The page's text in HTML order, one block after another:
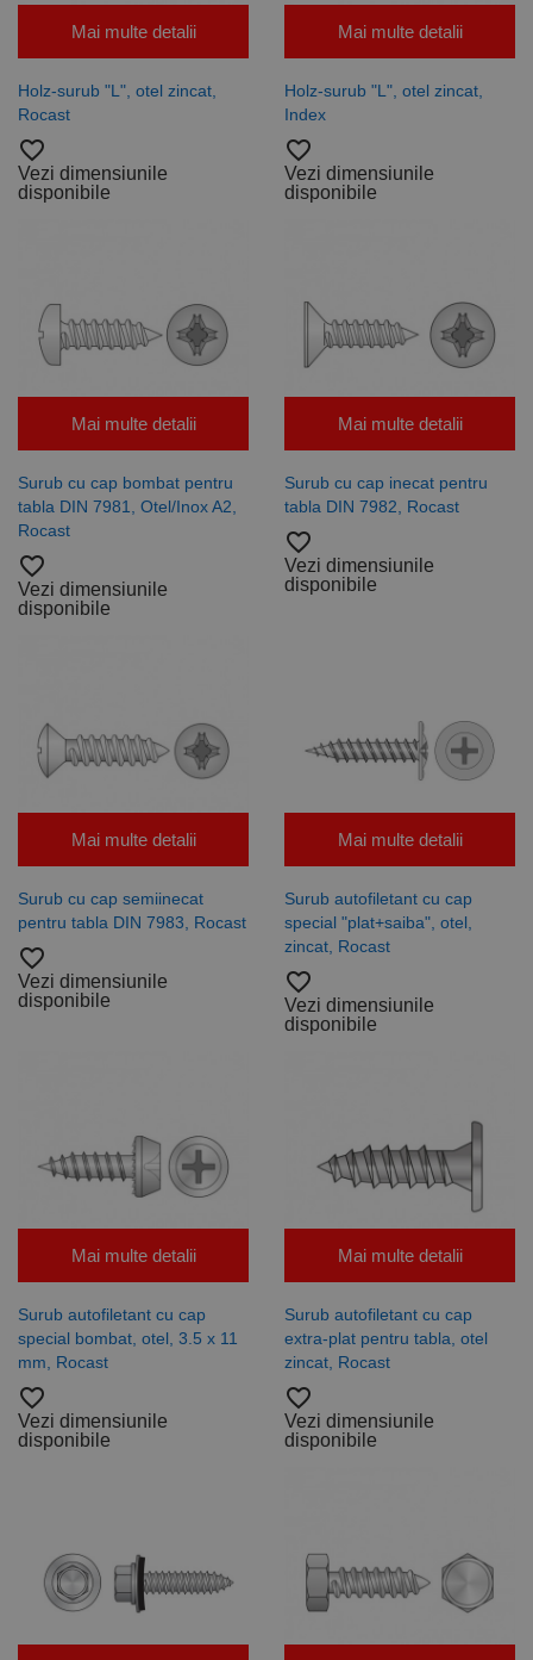
Mai multe detalii
Holz-surub "L", otel zincat,
Rocast
favorite_border
Vezi dimensiunile
disponibile
Mai multe detalii
Holz-surub "L", otel zincat,
Index
favorite_border
Vezi dimensiunile
disponibile
Mai multe detalii
Surub cu cap bombat pentru
tabla DIN 7981, Otel/Inox A2,
Rocast
favorite_border
Vezi dimensiunile
disponibile
Mai multe detalii
Surub cu cap inecat pentru
tabla DIN 7982, Rocast
favorite_border
Vezi dimensiunile
disponibile
Mai multe detalii
Surub cu cap semiinecat
pentru tabla DIN 7983, Rocast
favorite_border
Vezi dimensiunile
disponibile
Mai multe detalii
Surub autofiletant cu cap
special "plat+saiba", otel,
zincat, Rocast
favorite_border
Vezi dimensiunile
disponibile
Mai multe detalii
Surub autofiletant cu cap
special bombat, otel, 3.5 x 11
mm, Rocast
favorite_border
Vezi dimensiunile
disponibile
Mai multe detalii
Surub autofiletant cu cap
extra-plat pentru tabla, otel
zincat, Rocast
favorite_border
Vezi dimensiunile
disponibile
pentru a
persista
starea
sesiunii.